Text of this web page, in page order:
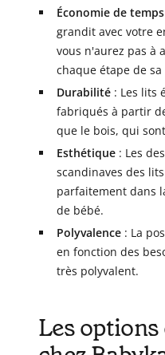
Économie de
grandit avec votre
vous n'aurez pas à
chaque étape de sa
Durabilité: Les lits
fabriqués à partir
que le bois, qui
Esthétique: Les
scandinaves des
parfaitement dans
de bébé.
Polyvalence: La
en fonction des
très polyvalent.
Les